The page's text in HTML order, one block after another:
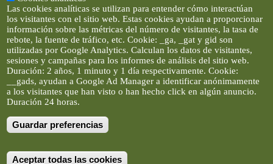
Artículos e imágenes son propiedad de elclickverde ©. No se
permite la difusión de los textos ni imágenes sin permiso de
contenido de este portal. (Ver
Las cookies analíticas se utilizan para entender cómo interactúan
los visitantes con el sitio web. Estas cookies ayudan a proporcionar
información sobre las métricas del número de visitantes, la tasa de
rebote, la fuente de tráfico, etc. Cookie: _ga, _gat y gid son
utilizadas por Google Analytics. Calculan los datos de visitantes,
sesiones y campañas para los informes de análisis del sitio web.
Duración: 2 años, 1 minuto y 1 día respectivamente. Cookie:
__gads, ayudan a Google Ad Manager a identificar anónimamente
a los visitantes que han visto o han hecho click en algún anuncio.
Duración 24 horas.
Guardar preferencias
Aceptar todas las cookies